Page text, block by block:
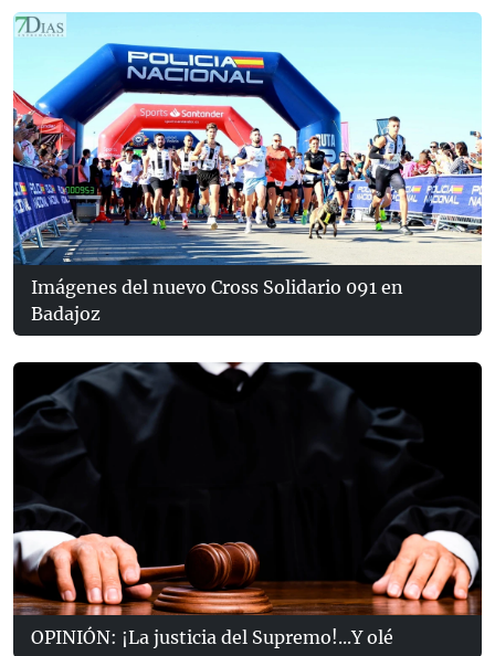
Imágenes del nuevo Cross Solidario 091 en
Badajoz
OPINIÓN: ¡La justicia del Supremo!...Y olé